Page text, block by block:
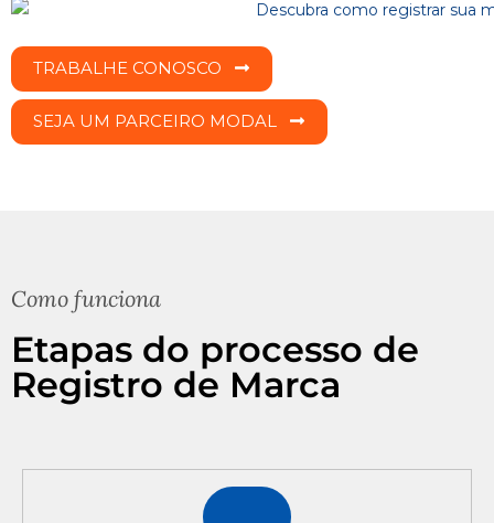
TRABALHE CONOSCO
SEJA UM PARCEIRO MODAL
Como funciona
Etapas do processo de
Registro de Marca